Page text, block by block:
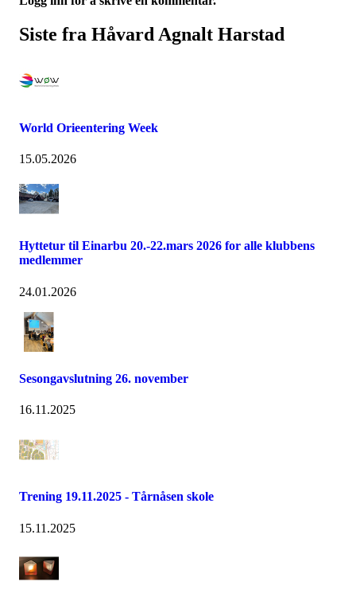
Siste fra Håvard Agnalt Harstad
World Orieentering Week
15.05.2026
Hyttetur til Einarbu 20.-22.mars 2026 for alle klubbens
medlemmer
24.01.2026
Sesongavslutning 26. november
16.11.2025
Trening 19.11.2025 - Tårnåsen skole
15.11.2025